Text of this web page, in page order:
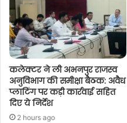
कलेक्टर ने ली अभनपुर राजस्व
अनुविभाग की समीक्षा बैठक: अवैध
प्लाटिंग पर कड़ी कार्रवाई सहित
दिए ये निर्देश
2 hours ago